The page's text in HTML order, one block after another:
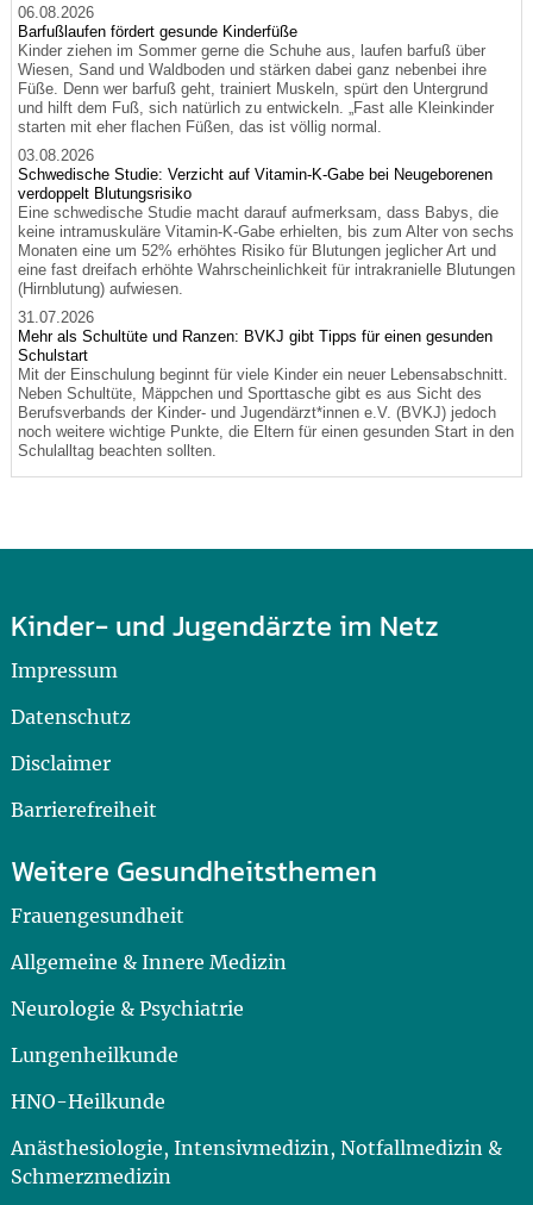
06.08.2026
Barfußlaufen fördert gesunde Kinderfüße
Kinder ziehen im Sommer gerne die Schuhe aus, laufen barfuß über
Wiesen, Sand und Waldboden und stärken dabei ganz nebenbei ihre
Füße. Denn wer barfuß geht, trainiert Muskeln, spürt den Untergrund
und hilft dem Fuß, sich natürlich zu entwickeln. „Fast alle Kleinkinder
starten mit eher flachen Füßen, das ist völlig normal.
03.08.2026
Schwedische Studie: Verzicht auf Vitamin-K-Gabe bei Neugeborenen
verdoppelt Blutungsrisiko
Eine schwedische Studie macht darauf aufmerksam, dass Babys, die
keine intramuskuläre Vitamin-K-Gabe erhielten, bis zum Alter von sechs
Monaten eine um 52% erhöhtes Risiko für Blutungen jeglicher Art und
eine fast dreifach erhöhte Wahrscheinlichkeit für intrakranielle Blutungen
(Hirnblutung) aufwiesen.
31.07.2026
Mehr als Schultüte und Ranzen: BVKJ gibt Tipps für einen gesunden
Schulstart
Mit der Einschulung beginnt für viele Kinder ein neuer Lebensabschnitt.
Neben Schultüte, Mäppchen und Sporttasche gibt es aus Sicht des
Berufsverbands der Kinder- und Jugendärzt*innen e.V. (BVKJ) jedoch
noch weitere wichtige Punkte, die Eltern für einen gesunden Start in den
Schulalltag beachten sollten.
Kinder- und Jugendärzte im Netz
Impressum
Datenschutz
Disclaimer
Barrierefreiheit
Weitere Gesundheitsthemen
Frauengesundheit
Allgemeine & Innere Medizin
Neurologie & Psychiatrie
Lungenheilkunde
HNO-Heilkunde
Anästhesiologie, Intensivmedizin, Notfallmedizin &
Schmerzmedizin